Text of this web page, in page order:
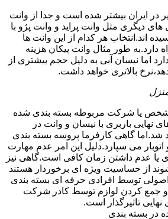
در ایران بیشتر شده است و جدا از وانت
دیگری مثل وانت پراید و وانت پژو با
اند.انتخاب هر کدام از این وانت ها
دارد.به طور مثال وانت پیکان هزینه
اما نیسان آبی به دلیل حجم بیشتری از
بالاتری خواهد داشت.
شخص یا شرکت مربوطه بسته بندی شده
نهایی باربری با نیسان و وانت در
شد.اما گاهی کارفرما پروسه بسته بندی
می سپارد.دلیل این امر عدم مهارت
یا عدم داشتن زمان کافی است.گاهی نیز
از حساسیت ویژه ای برخوردار هستند
اصولی توسط افرادی حرفه ای بسته بندی
و جمع کردن لوازم توسط کادر شرکت
تاثیرگذار است.
در بسته بندی